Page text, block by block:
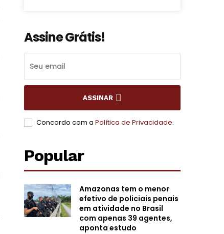
Assine Grátis!
ASSINAR
Concordo com a Política de Privacidade.
Popular
Amazonas tem o menor
efetivo de policiais penais
em atividade no Brasil
com apenas 39 agentes,
aponta estudo